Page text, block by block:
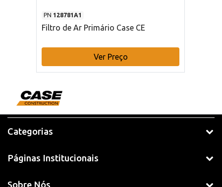
PN 128781A1
Filtro de Ar Primário Case CE
Ver Preço
Categorias
Páginas Institucionais
Sobre Nós